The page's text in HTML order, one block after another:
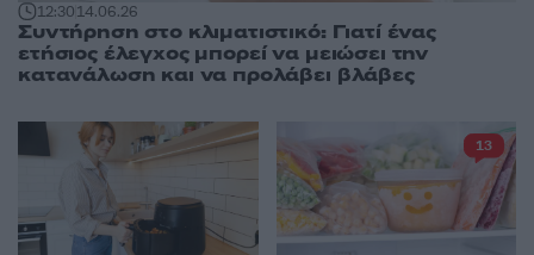
12:3014.06.26
Συντήρηση στο κλιματιστικό: Γιατί ένας
ετήσιος έλεγχος μπορεί να μειώσει την
κατανάλωση και να προλάβει βλάβες
13